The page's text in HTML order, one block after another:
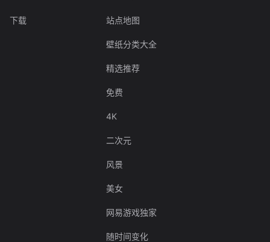
下载 站点地图
壁纸分类大全
精选推荐
免费
4K
二次元
风景
美女
网易游戏独家
随时间变化